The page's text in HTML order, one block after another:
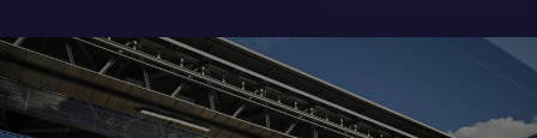
texte / Image